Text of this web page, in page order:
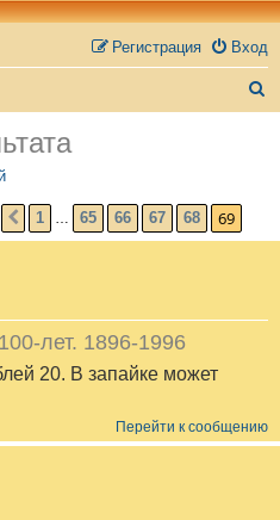
Вход
Регистрация
69ИЗ69
ПРЕД.
1 … 65 66 67 68 69
лет. 1896-1996
20. В запайке может
Перейти к сообщению